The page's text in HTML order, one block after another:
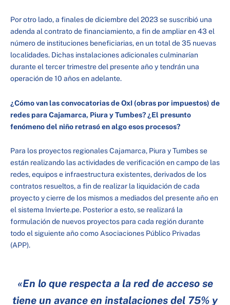
Por otro lado, a finales de diciembre del 2023 se suscribió una
adenda al contrato de financiamiento, a fin de ampliar en 43 el
número de instituciones beneficiarias, en un total de 35 nuevas
localidades. Dichas instalaciones adicionales culminarían
durante el tercer trimestre del presente año y tendrán una
operación de 10 años en adelante.
¿Cómo van las convocatorias de OxI (obras por impuestos) de
redes para Cajamarca, Piura y Tumbes? ¿El presunto
fenómeno del niño retrasó en algo esos procesos?
Para los proyectos regionales Cajamarca, Piura y Tumbes se
están realizando las actividades de verificación en campo de las
redes, equipos e infraestructura existentes, derivados de los
contratos resueltos, a fin de realizar la liquidación de cada
proyecto y cierre de los mismos a mediados del presente año en
el sistema Invierte.pe. Posterior a esto, se realizará la
formulación de nuevos proyectos para cada región durante
todo el siguiente año como Asociaciones Público Privadas
(APP).
«En lo que respecta a la red de acceso se
tiene un avance en instalaciones del 75% y